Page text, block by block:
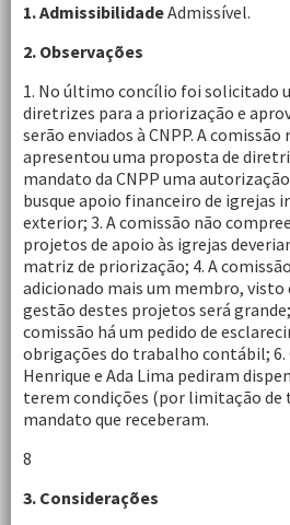
1. AdmissibilidadeAdmissível.
2. Observações
1. No último concílio foi solicitado
diretrizes para a priorização e
serão enviados à CNPP. A
apresentou uma proposta de
mandato da CNPP uma
busque apoio financeiro de igrejas
exterior; 3. A comissão não
projetos de apoio às igrejas
matriz de priorização; 4. A
adicionado mais um membro, visto
gestão destes projetos será
comissão há um pedido de
obrigações do trabalho contábil; 6.
Henrique e Ada Lima pediram
terem condições (por limitação de
mandato que receberam.
8
3. Considerações